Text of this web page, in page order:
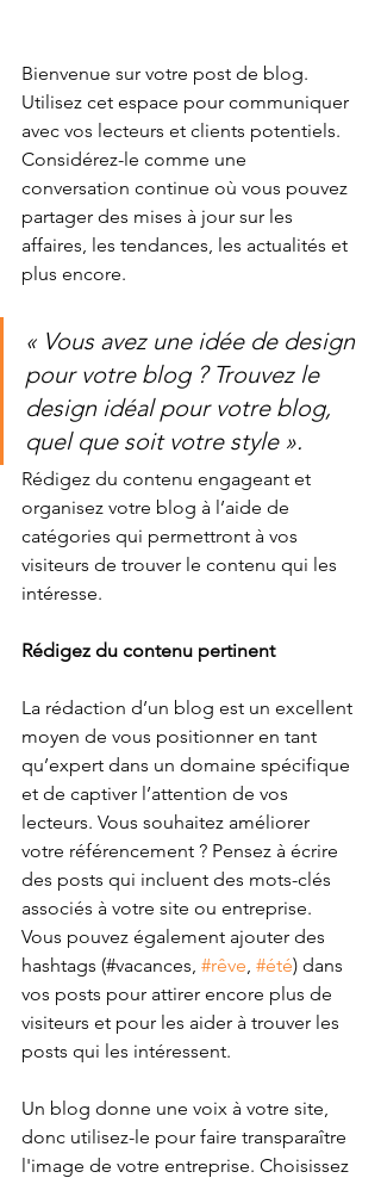
Bienvenue sur votre post de blog.
Utilisez cet espace pour communiquer
avec vos lecteurs et clients potentiels.
Considérez-le comme une
conversation continue où vous pouvez
partager des mises à jour sur les
affaires, les tendances, les actualités et
plus encore.
« Vous avez une idée de design
pour votre blog ? Trouvez le
design idéal pour votre blog,
quel que soit votre style ».
Rédigez du contenu engageant et
organisez votre blog à l’aide de
catégories qui permettront à vos
visiteurs de trouver le contenu qui les
intéresse.
Rédigez du contenu pertinent
La rédaction d’un blog est un excellent
moyen de vous positionner en tant
qu’expert dans un domaine spécifique
et de captiver l’attention de vos
lecteurs. Vous souhaitez améliorer
votre référencement ? Pensez à écrire
des posts qui incluent des mots-clés
associés à votre site ou entreprise.
Vous pouvez également ajouter des
hashtags (#vacances, #rêve #été) dans
vos posts pour attirer encore plus de
visiteurs et pour les aider à trouver les
posts qui les intéressent.
Un blog donne une voix à votre site,
donc utilisez-le pour faire transparaître
l'image de votre entreprise. Choisissez